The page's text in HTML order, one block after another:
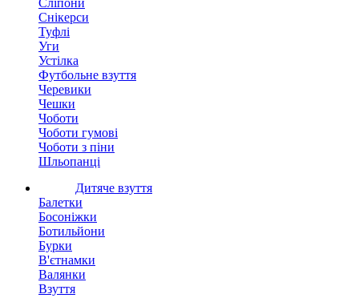
Сліпони
Снікерси
Туфлі
Уги
Устілка
Футбольне взуття
Черевики
Чешки
Чоботи
Чоботи гумові
Чоботи з піни
Шльопанці
Дитяче взуття
Балетки
Босоніжки
Ботильйони
Бурки
В'єтнамки
Валянки
Взуття